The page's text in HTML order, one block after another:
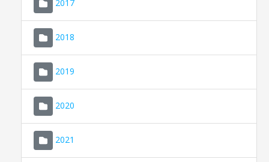
2017
2018
2019
2020
2021